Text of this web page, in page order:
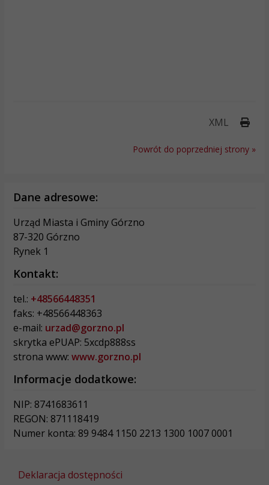
XML
Powrót do poprzedniej strony »
Dane adresowe:
Urząd Miasta i Gminy Górzno
87-320 Górzno
Rynek 1
Kontakt:
tel.: +48566448351
faks: +48566448363
e-mail: urzad@gorzno.pl
skrytka ePUAP: 5xcdp888ss
strona www: www.gorzno.pl
Informacje dodatkowe:
NIP: 8741683611
REGON: 871118419
Numer konta: 89 9484 1150 2213 1300 1007 0001
Deklaracja dostępności